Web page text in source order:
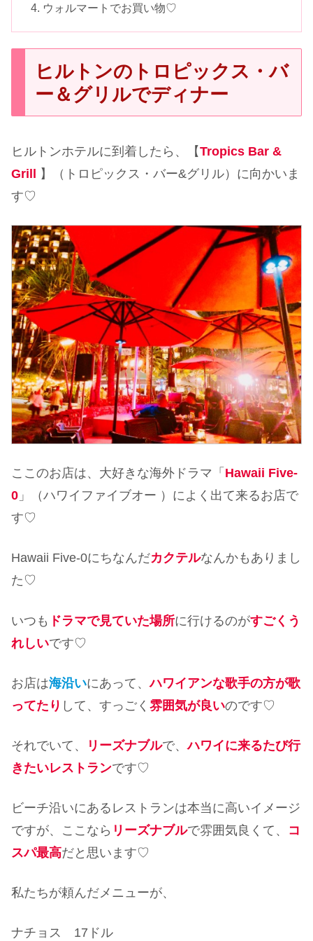
ウォルマートでお買い物♡
ヒルトンのトロピックス・バ
ー＆グリルでディナー
ヒルトンホテルに到着したら、【Tropics Bar &
Grill
】（トロピックス・バー&グリル）に向かいま
す♡
ここのお店は、大好きな海外ドラマ「 Hawaii Five-
0 」（ハワイファイブオー ）によく出て来るお店で
す♡
Hawaii Five-0にちなんだカクテルなんかもありまし
た♡
いつも ドラマで見ていた場所に行けるのがすごくう
れしいです♡
お店は海沿いにあって、ハワイアンな歌手の方が歌
ってたり して、すっごく 雰囲気が良いのです♡
それでいて、 リーズナブルで、ハワイに来るたび行
きたいレストランです♡
ビーチ沿いにあるレストランは本当に高いイメージ
ですが、ここなら リーズナブルで雰囲気良くて、 コ
スパ最高だと思います♡
私たちが頼んだメニューが、
ナチョス 17ドル